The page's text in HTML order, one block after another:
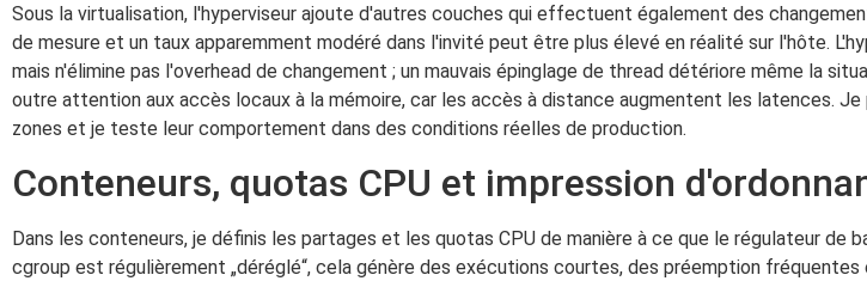
Sous la virtualisation, l'hyperviseur ajoute d'autres couches qui effectuent également des
de mesure et un taux apparemment modéré dans l'invité peut être plus élevé en réalité sur l'hôte.
mais n'élimine pas l'overhead de changement ; un mauvais épinglage de thread détériore même la
outre attention aux accès locaux à la mémoire, car les accès à distance augmentent les latences. Je
zones et je teste leur comportement dans des conditions réelles de production.
Conteneurs, quotas CPU et impression
Dans les conteneurs, je définis les partages et les quotas CPU de manière à ce que le régulateur de
cgroup est régulièrement „déréglé“, cela génère des exécutions courtes, des préemption